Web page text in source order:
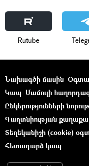
Rutube
Նախագծի մասին
Կապ Մամուլի
Ընկերությունների
Գաղտնիության
Տեղեկանիշի (cookie)
Հետադարձ կապ